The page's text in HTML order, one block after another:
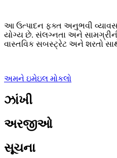
આ ઉત્પાદન ફક્ત અનુભવી
યોગ્ય છે. સંલગ્નતા અને
વાસ્તવિક સબસ્ટ્રેટ અને શરતો સાથે
અમને ઇમેઇલ મોકલો
ઝાંખી
અરજીઓ
સૂચના